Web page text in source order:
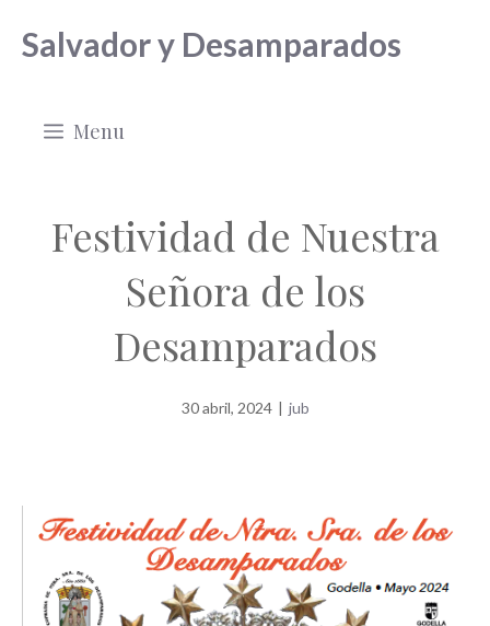
Salvador y Desamparados
Menu
Festividad de Nuestra
Señora de los
Desamparados
30 abril, 2024 | jub